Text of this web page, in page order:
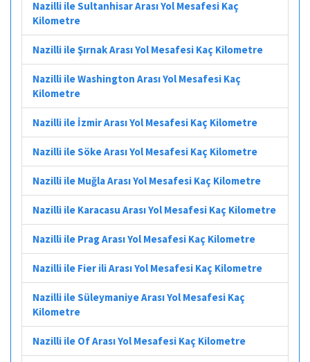
Nazilli ile Sultanhisar Arası Yol Mesafesi Kaç
Kilometre
Nazilli ile Şırnak Arası Yol Mesafesi Kaç Kilometre
Nazilli ile Washington Arası Yol Mesafesi Kaç
Kilometre
Nazilli ile İzmir Arası Yol Mesafesi Kaç Kilometre
Nazilli ile Söke Arası Yol Mesafesi Kaç Kilometre
Nazilli ile Muğla Arası Yol Mesafesi Kaç Kilometre
Nazilli ile Karacasu Arası Yol Mesafesi Kaç Kilometre
Nazilli ile Prag Arası Yol Mesafesi Kaç Kilometre
Nazilli ile Fier ili Arası Yol Mesafesi Kaç Kilometre
Nazilli ile Süleymaniye Arası Yol Mesafesi Kaç
Kilometre
Nazilli ile Of Arası Yol Mesafesi Kaç Kilometre